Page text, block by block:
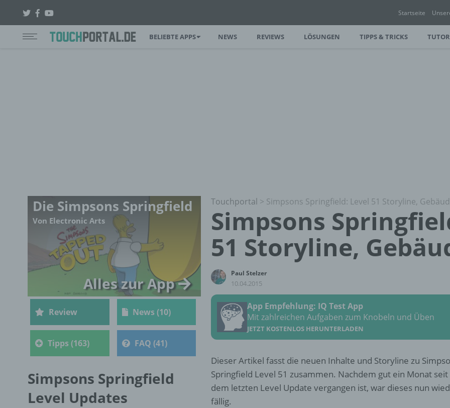
Startseite
BELIEBTE APPS NEWS REVIEWS LÖSUNGEN TIPPS & TRICKS
Touchportal > Simpsons Springfield: Level 51 Storyline,
Simpsons
51 Storyline,
Paul Stelzer
10.04.2015
App Empfehlung: IQ Test App
Mit zahlreichen Aufgaben zum Knobeln und Üben
JETZT KOSTENLOS HERUNTERLADEN
Dieser Artikel fasst die neuen Inhalte und Storyline zu
Springfield Level 51 zusammen. Nachdem gut ein Monat seit
dem letzten Level Update vergangen ist, war dieses nun
fällig.
Die Simpsons Springfield
Von Electronic Arts
Alles zur App
Review News (10)
Tipps (163) FAQ (41)
Simpsons Springfield
Level Updates